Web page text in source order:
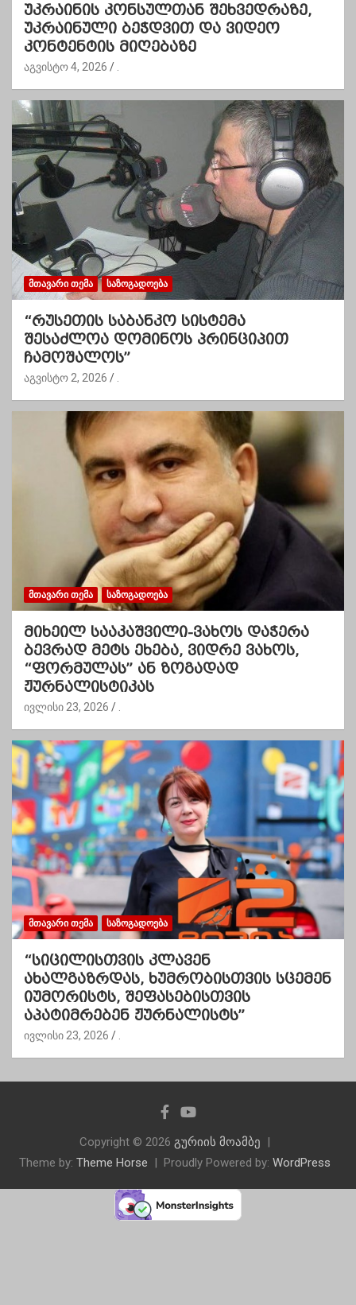
უკრაინის კონსულთან შეხვედრაზე,
უკრაინული ბეჭდვით და ვიდეო
კონტენტის მიღებაზე
აგვისტო 4, 2026
ᲛᲗᲐᲕᲐᲠᲘ ᲗᲔᲛᲐ ᲡᲐᲖᲝᲒᲐᲓᲝᲔᲑᲐ
“რუსეთის საბანკო სისტემა
შესაძლოა დომინოს პრინციპით
ჩამოშალოს”
აგვისტო 2, 2026
ᲛᲗᲐᲕᲐᲠᲘ ᲗᲔᲛᲐ ᲡᲐᲖᲝᲒᲐᲓᲝᲔᲑᲐ
მიხეილ სააკაშვილი-ვახოს დაჭერა
ბევრად მეტს ეხება, ვიდრე ვახოს,
“ფორმულას” ან ზოგადად
ჟურნალისტიკას
ივლისი 23, 2026
ᲛᲗᲐᲕᲐᲠᲘ ᲗᲔᲛᲐ ᲡᲐᲖᲝᲒᲐᲓᲝᲔᲑᲐ
“სიცილისთვის კლავენ
ახალგაზრდას, ხუმრობისთვის სცემენ
იუმორისტს, შეფასებისთვის
აპატიმრებენ ჟურნალისტს”
ივლისი 23, 2026 .
Copyright © 2026 გურიის მოამბე
Theme by: Theme Horse Proudly Powered by: WordPress